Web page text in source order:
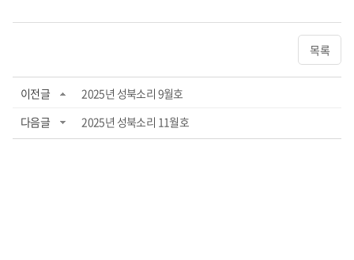
목록
이전글
2025년 성북소리 9월호
다음글
2025년 성북소리 11월호